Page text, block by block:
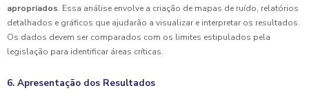
apropriados. Essa análise envolve a criação de mapas de ruído, relatórios
detalhados e gráficos que ajudarão a visualizar e interpretar os resultados.
Os dados devem ser comparados com os limites estipulados pela
legislação para identificar áreas críticas.
6. Apresentação dos Resultados